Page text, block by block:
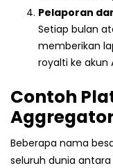
Pelaporan
Setiap bulan
memberikan
royalti ke akun
Contoh
Beberapa nama
seluruh dunia antara